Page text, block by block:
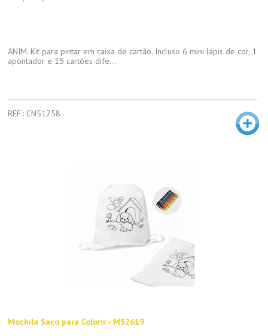
ANIM. Kit para pintar em caixa de cartão. Incluso 6 mini lápis de cor, 1
apontador e 15 cartões dife...
REF.: CN51758
Mochila Saco para Colorir - M52619